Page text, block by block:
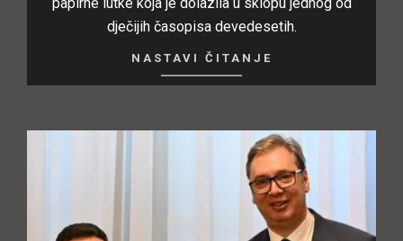
dječijih časopisa devedesetih.
NASTAVI ČITANJE